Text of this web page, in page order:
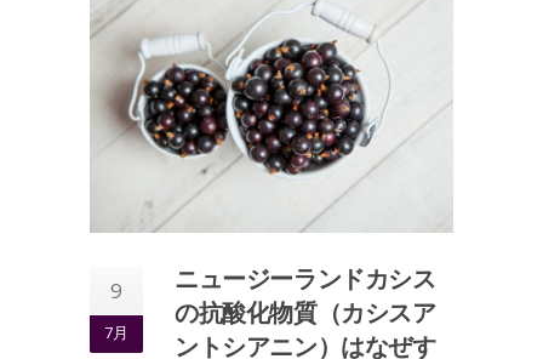
9
7月
ニュージーランドカシス
の抗酸化物質（カシスア
ントシアニン）はなぜす